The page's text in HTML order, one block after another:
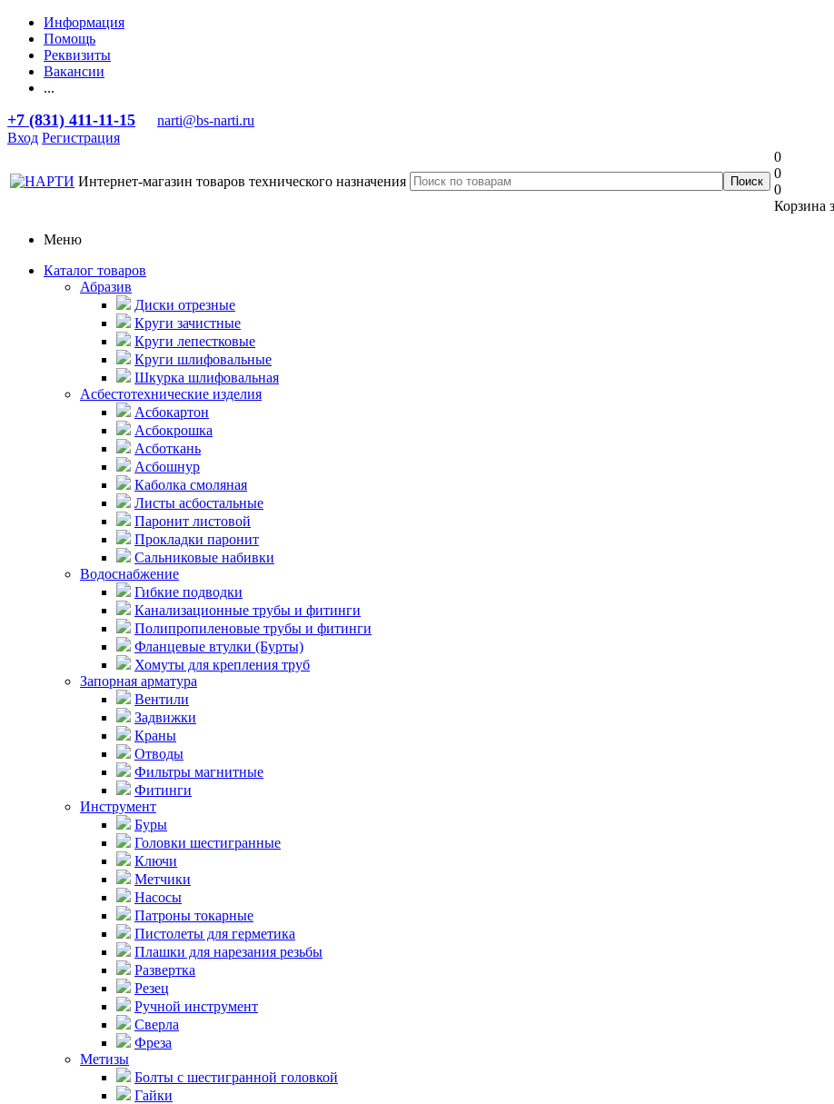
Информация
Помощь
Реквизиты
Вакансии
...
+7 (831) 411-11-15
narti@bs-narti.ru
Вход Регистрация
Интернет-магазин товаров технического назначения
0
0
0
Корзина
Меню
Каталог товаров
Абразив
Диски отрезные
Круги зачистные
Круги лепестковые
Круги шлифовальные
Шкурка шлифовальная
Асбестотехнические изделия
Асбокартон
Асбокрошка
Асботкань
Асбошнур
Каболка смоляная
Листы асбостальные
Паронит листовой
Прокладки паронит
Сальниковые набивки
Водоснабжение
Гибкие подводки
Канализационные трубы и фитинги
Полипропиленовые трубы и фитинги
Фланцевые втулки (Бурты)
Хомуты для крепления труб
Запорная арматура
Вентили
Задвижки
Краны
Отводы
Фильтры магнитные
Фитинги
Инструмент
Буры
Головки шестигранные
Ключи
Метчики
Насосы
Патроны токарные
Пистолеты для герметика
Плашки для нарезания резьбы
Развертка
Резец
Ручной инструмент
Сверла
Фреза
Метизы
Болты с шестигранной головкой
Гайки